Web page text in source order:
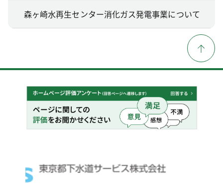
森ヶ崎水再生センター消化ガス発電事業について